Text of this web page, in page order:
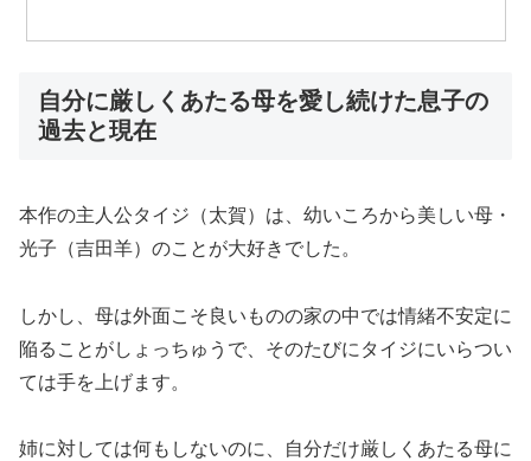
自分に厳しくあたる母を愛し続けた息子の
過去と現在
本作の主人公タイジ（太賀）は、幼いころから美しい母・
光子（吉田羊）のことが大好きでした。
しかし、母は外面こそ良いものの家の中では情緒不安定に
陥ることがしょっちゅうで、そのたびにタイジにいらつい
ては手を上げます。
姉に対しては何もしないのに、自分だけ厳しくあたる母に